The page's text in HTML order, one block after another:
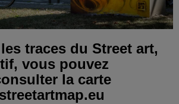
traces du Street art,
vous pouvez
la carte